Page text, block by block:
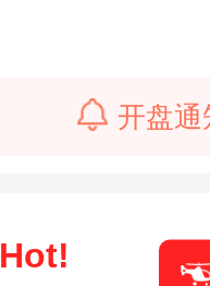
开盘通
Hot!